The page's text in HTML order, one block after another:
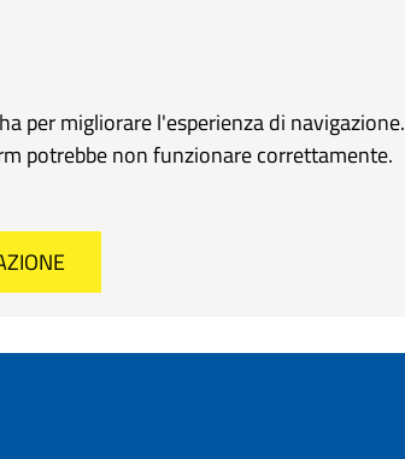
per migliorare l'esperienza di navigazione.
potrebbe non funzionare correttamente.